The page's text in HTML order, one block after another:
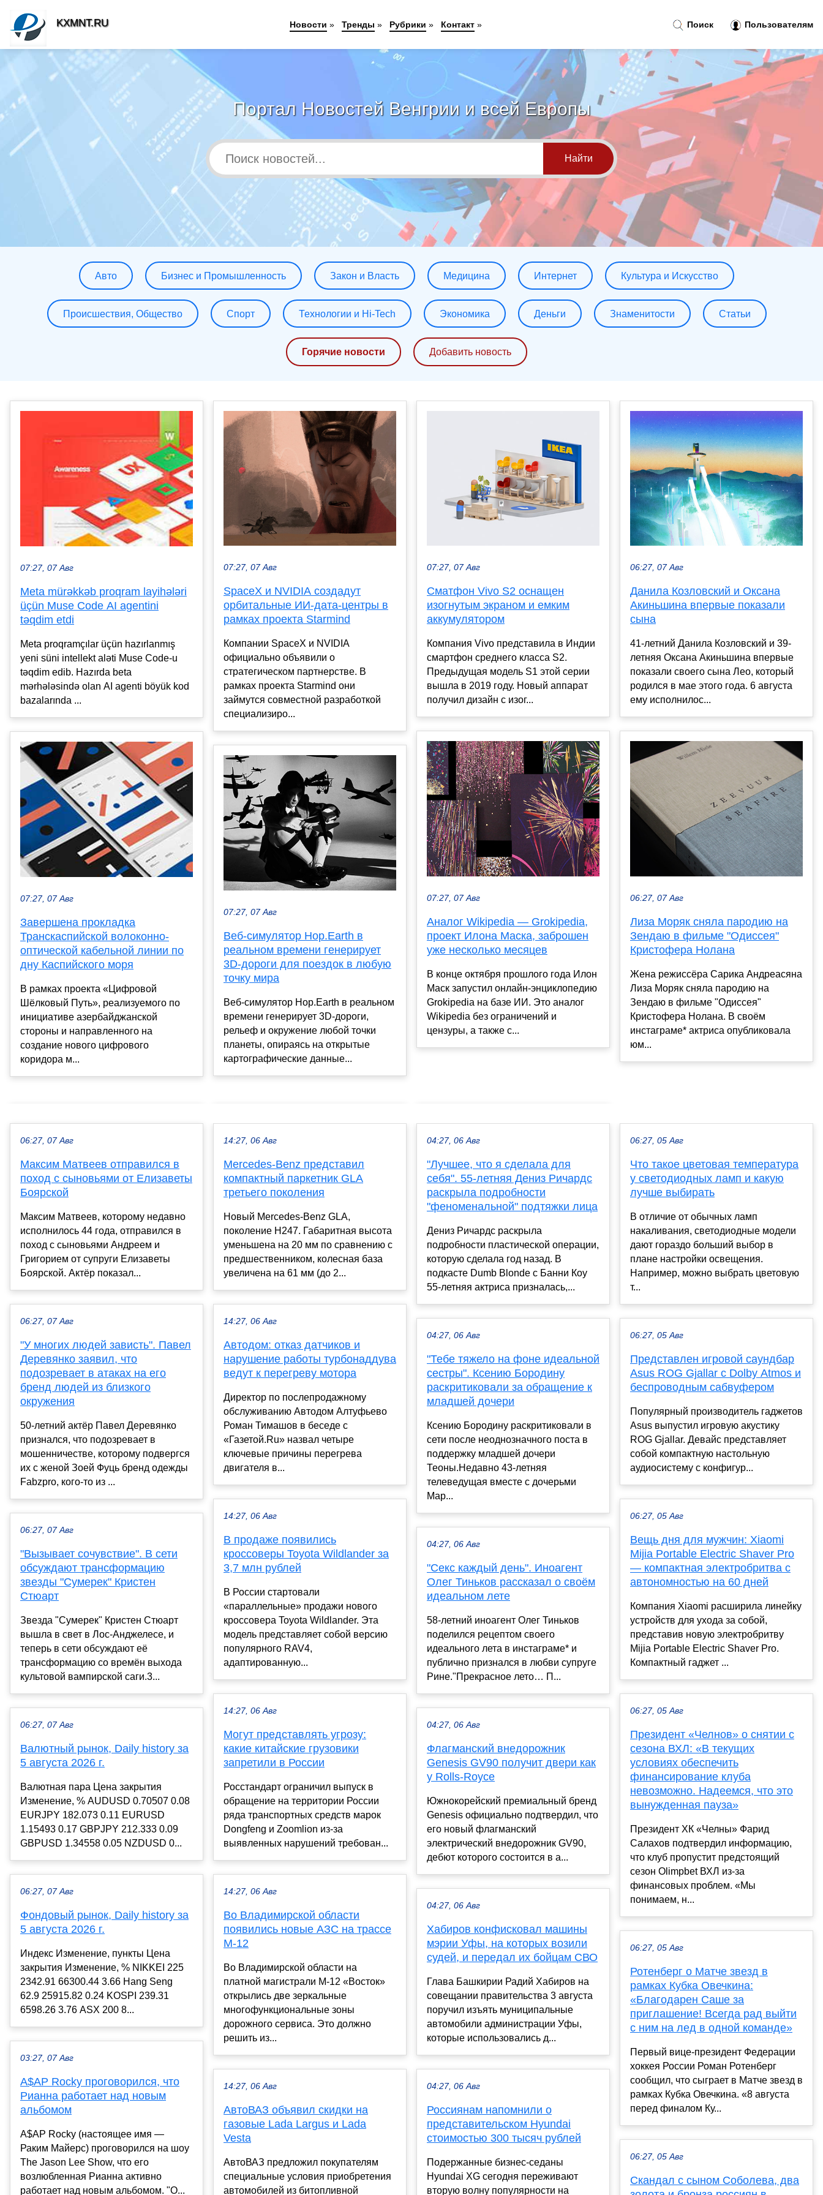
Портал Новостей Венгрии и всей Европы
Авто Бизнес и Промышленность Закон и Власть Медицина Интернет Культура и Искусство
Происшествия, Общество Спорт Технологии и Hi-Tech Экономика Деньги Знаменитости Статьи
Горячие новости Добавить новость
07:27, 07 Авг
Meta mürəkkəb proqram layihələri
üçün Muse Code AI agentini
təqdim etdi
Meta proqramçılar üçün hazırlanmış
yeni süni intellekt aləti Muse Code-u
təqdim edib. Hazırda beta
mərhələsində olan AI agenti böyük kod
bazalarında ...
07:27, 07 Авг
Завершена прокладка
Транскаспийской волоконно-
оптической кабельной линии по
дну Каспийского моря
В рамках проекта «Цифровой
Шёлковый Путь», реализуемого по
инициативе азербайджанской
стороны и направленного на
создание нового цифрового
коридора м...
07:27, 07 Авг
SpaceX и NVIDIA создадут
орбитальные ИИ-дата-центры в
рамках проекта Starmind
Компании SpaceX и NVIDIA
официально объявили о
стратегическом партнерстве. В
рамках проекта Starmind они
займутся совместной разработкой
специализиро...
07:27, 07 Авг
Веб-симулятор Hop.Earth в
реальном времени генерирует
3D-дороги для поездок в любую
точку мира
Веб-симулятор Hop.Earth в реальном
времени генерирует 3D-дороги,
рельеф и окружение любой точки
планеты, опираясь на открытые
картографические данные...
07:27, 07 Авг
Сматфон Vivo S2 оснащен
изогнутым экраном и емким
аккумулятором
Компания Vivo представила в Индии
смартфон среднего класса S2.
Предыдущая модель S1 этой серии
вышла в 2019 году. Новый аппарат
получил дизайн с изог...
07:27, 07 Авг
Аналог Wikipedia — Grokipedia,
проект Илона Маска, заброшен
уже несколько месяцев
В конце октября прошлого года Илон
Маск запустил онлайн-энциклопедию
Grokipedia на базе ИИ. Это аналог
Wikipedia без ограничений и
цензуры, а также с...
06:27, 07 Авг
Данила Козловский и Оксана
Акиньшина впервые показали
сына
41-летний Данила Козловский и 39-
летняя Оксана Акиньшина впервые
показали своего сына Лео, который
родился в мае этого года. 6 августа
ему исполнилос...
06:27, 07 Авг
Лиза Моряк сняла пародию на
Зендаю в фильме "Одиссея"
Кристофера Нолана
Жена режиссёра Сарика Андреасяна
Лиза Моряк сняла пародию на
Зендаю в фильме "Одиссея"
Кристофера Нолана. В своём
инстаграме* актриса опубликовала
юм...
06:27, 07 Авг
Максим Матвеев отправился в
поход с сыновьями от Елизаветы
Боярской
Максим Матвеев, которому недавно
исполнилось 44 года, отправился в
поход с сыновьями Андреем и
Григорием от супруги Елизаветы
Боярской. Актёр показал...
06:27, 07 Авг
"У многих людей зависть". Павел
Деревянко заявил, что
подозревает в атаках на его
бренд людей из близкого
окружения
50-летний актёр Павел Деревянко
признался, что подозревает в
мошенничестве, которому подвергся
их с женой Зоей Фуць бренд одежды
Fabzpro, кого-то из ...
06:27, 07 Авг
"Вызывает сочувствие". В сети
обсуждают трансформацию
звезды "Сумерек" Кристен
Стюарт
Звезда "Сумерек" Кристен Стюарт
вышла в свет в Лос-Анджелесе, и
теперь в сети обсуждают её
трансформацию со времён выхода
культовой вампирской саги.3...
06:27, 07 Авг
Валютный рынок, Daily history за
5 августа 2026 г.
Валютная пара Цена закрытия
Изменение, % AUDUSD 0.70507 0.08
EURJPY 182.073 0.11 EURUSD
1.15493 0.17 GBPJPY 212.333 0.09
GBPUSD 1.34558 0.05 NZDUSD 0...
06:27, 07 Авг
Фондовый рынок, Daily history за
5 августа 2026 г.
Индекс Изменение, пункты Цена
закрытия Изменение, % NIKKEI 225
2342.91 66300.44 3.66 Hang Seng
62.9 25915.82 0.24 KOSPI 239.31
6598.26 3.76 ASX 200 8...
03:27, 07 Авг
A$AP Rocky проговорился, что
Рианна работает над новым
альбомом
A$AP Rocky (настоящее имя —
Раким Майерс) проговорился на шоу
The Jason Lee Show, что его
возлюбленная Рианна активно
работает над новым альбомом. "О...
14:27, 06 Авг
Mercedes-Benz представил
компактный паркетник GLA
третьего поколения
Новый Mercedes-Benz GLA,
поколение H247. Габаритная высота
уменьшена на 20 мм по сравнению с
предшественником, колесная база
увеличена на 61 мм (до 2...
14:27, 06 Авг
Автодом: отказ датчиков и
нарушение работы турбонаддува
ведут к перегреву мотора
Директор по послепродажному
обслуживанию Автодом Алтуфьево
Роман Тимашов в беседе с
«Газетой.Ru» назвал четыре
ключевые причины перегрева
двигателя в...
14:27, 06 Авг
В продаже появились
кроссоверы Toyota Wildlander за
3,7 млн рублей
В России стартовали
«параллельные» продажи нового
кроссовера Toyota Wildlander. Эта
модель представляет собой версию
популярного RAV4,
адаптированную...
14:27, 06 Авг
Могут представлять угрозу:
какие китайские грузовики
запретили в России
Росстандарт ограничил выпуск в
обращение на территории России
ряда транспортных средств марок
Dongfeng и Zoomlion из-за
выявленных нарушений требован...
14:27, 06 Авг
Во Владимирской области
появились новые АЗС на трассе
М-12
Во Владимирской области на
платной магистрали М-12 «Восток»
открылись две зеркальные
многофункциональные зоны
дорожного сервиса. Это должно
решить из...
14:27, 06 Авг
АвтоВАЗ объявил скидки на
газовые Lada Largus и Lada
Vesta
АвтоВАЗ предложил покупателям
специальные условия приобретения
автомобилей из битопливной
04:27, 06 Авг
"Лучшее, что я сделала для
себя". 55-летняя Дениз Ричардс
раскрыла подробности
"феноменальной" подтяжки лица
Дениз Ричардс раскрыла
подробности пластической операции,
которую сделала год назад. В
подкасте Dumb Blonde с Банни Коу
55-летняя актриса призналась,...
04:27, 06 Авг
"Тебе тяжело на фоне идеальной
сестры". Ксению Бородину
раскритиковали за обращение к
младшей дочери
Ксению Бородину раскритиковали в
сети после неоднозначного поста в
поддержку младшей дочери
Теоны.Недавно 43-летняя
телеведущая вместе с дочерьми
Мар...
04:27, 06 Авг
"Секс каждый день". Иноагент
Олег Тиньков рассказал о своём
идеальном лете
58-летний иноагент Олег Тиньков
поделился рецептом своего
идеального лета в инстаграме* и
публично признался в любви супруге
Рине."Прекрасное лето… П...
04:27, 06 Авг
Флагманский внедорожник
Genesis GV90 получит двери как
у Rolls-Royce
Южнокорейский премиальный бренд
Genesis официально подтвердил, что
его новый флагманский
электрический внедорожник GV90,
дебют которого состоится в а...
04:27, 06 Авг
Хабиров конфисковал машины
мэрии Уфы, на которых возили
судей, и передал их бойцам СВО
Глава Башкирии Радий Хабиров на
совещании правительства 3 августа
поручил изъять муниципальные
автомобили администрации Уфы,
которые использовались д...
04:27, 06 Авг
Россиянам напомнили о
представительском Hyundai
стоимостью 300 тысяч рублей
Подержанные бизнес-седаны
Hyundai XG сегодня переживают
вторую волну популярности на
06:27, 05 Авг
Что такое цветовая температура
у светодиодных ламп и какую
лучше выбирать
В отличие от обычных ламп
накаливания, светодиодные модели
дают гораздо больший выбор в
плане настройки освещения.
Например, можно выбрать цветовую
т...
06:27, 05 Авг
Представлен игровой саундбар
Asus ROG Gjallar с Dolby Atmos и
беспроводным сабвуфером
Популярный производитель гаджетов
Asus выпустил игровую акустику
ROG Gjallar. Девайс представляет
собой компактную настольную
аудиосистему с конфигур...
06:27, 05 Авг
Вещь дня для мужчин: Xiaomi
Mijia Portable Electric Shaver Pro
— компактная электробритва с
автономностью на 60 дней
Компания Xiaomi расширила линейку
устройств для ухода за собой,
представив новую электробритву
Mijia Portable Electric Shaver Pro.
Компактный гаджет ...
06:27, 05 Авг
Президент «Челнов» о снятии с
сезона ВХЛ: «В текущих
условиях обеспечить
финансирование клуба
невозможно. Надеемся, что это
вынужденная пауза»
Президент ХК «Челны» Фарид
Салахов подтвердил информацию,
что клуб пропустит предстоящий
сезон Olimpbet ВХЛ из-за
финансовых проблем. «Мы
понимаем, н...
06:27, 05 Авг
Ротенберг о Матче звезд в
рамках Кубка Овечкина:
«Благодарен Саше за
приглашение! Всегда рад выйти
с ним на лед в одной команде»
Первый вице-президент Федерации
хоккея России Роман Ротенберг
сообщил, что сыграет в Матче звезд в
рамках Кубка Овечкина. «8 августа
перед финалом Ку...
06:27, 05 Авг
Скандал с сыном Соболева, два
Поиск Пользователям
KXMNT.RU Новости » Тренды » Рубрики » Контакт»